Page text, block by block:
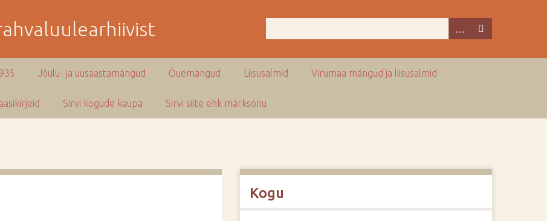
Jõulu- ja uusaastamängud Õuemängud Liisusalmid Virumaa mängud ja liisusalmid
Sirvi kogude kaupa Sirvi silte ehk märksõnu
Kogu